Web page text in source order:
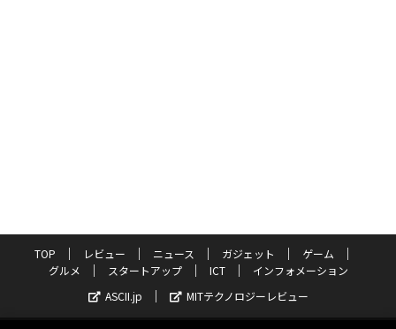
TOP レビュー ニュース ガジェット
ゲーム
グルメ
スタートアップ ICT
インフォメーション
ASCII.jp
MITテクノロジーレビュー